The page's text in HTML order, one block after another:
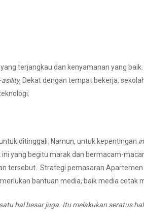
terjangkau dan kenyamanan yang
Dekat dengan tempat bekerja,
ditinggali. Namun, untuk kepentingan
yang begitu marak dan bermacam-
tersebut. Strategi pemasaran
bantuan media, baik media cetak
hal besar juga. Itu melakukan seratus